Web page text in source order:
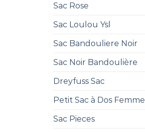
Sac Rose
Sac Loulou Ysl
Sac Bandouliere Noir
Sac Noir Bandoulière
Dreyfuss Sac
Petit Sac à Dos Femme
Sac Pieces